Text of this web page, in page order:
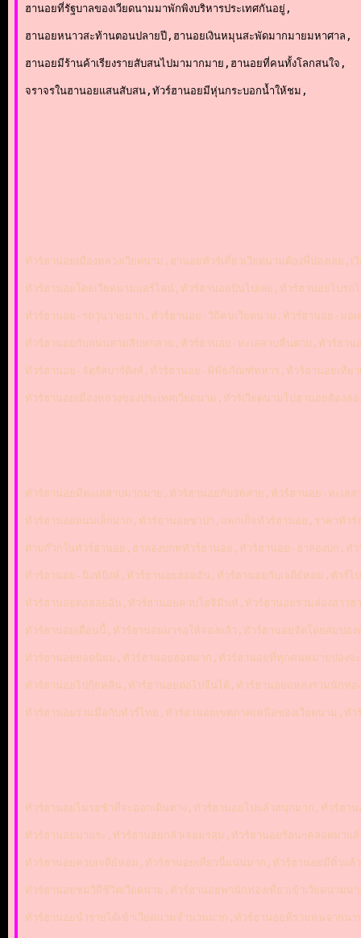
ฮานอยที่รัฐบาลของเวียดนามมาพักพิงบริหารประเทศกันอยู่,
ฮานอยหนาวสะท้านตอนปลายปี,ฮานอยเงินหมุนสะพัดมากมายมหาศาล,
ฮานอยมีร้านค้าเรียงรายสับสนไปมามากมาย,ฮานอยที่คนทั้งโลกสนใจ,
จราจรในฮานอยแสนสับสน,ทัวร์ฮานอยมีหุ่นกระบอกน้ำให้ชม,
ทัวร์ฮานอยเมืองหลวงเวียดนาม,ฮานอยทัวร์เที่ยวเวียดนามต้องพี่ปองเล
ทัวร์ฮานอยโดยเวียดนามแอร์ไลน์,ทัวร์ฮานอยบินไปเลย,ทัวร์ฮานอ
ทัวร์ฮานอย-รถวุ่นวายมาก,ทัวร์ฮานอย-วิถีคนเวียดนาม,ทัวร์ฮานอย-มอ
ทัวร์ฮานอยกับถนนสามสิบหกสาย,ทัวร์ฮานอย-ทะเลสาบคื่นดาบ,ทัวร์ฮ
ทัวร์ฮานอย-จัตุรัสบาร์ดิงห์,ทัวร์ฮานอย-พิพิธภัณฑ์ทหาร,ทัวร์ฮานอยเทีย
ทัวร์ฮานอยเมืองหลวงของประเทศเวียดนาม,ทัวร์เวียดนามไปฮานอยต้อง
ทัวร์ฮานอยมีทะเลสาบมากมาย,ทัวร์ฮานอยกับ36สาย,ทัวร์ฮานอย-ทะเ
ทัวร์ฮานอยถนนเล็กมาก,ทัวร์ฮานอยซาปา,แพกเก็จทัวร์ฮานอย,ราคาทัว
ต๋ามก๊วกในทัวร์ฮานอย,ฮาลองบกททัวร์ฮานอย,ทัวร์ฮานอย-ฮาลองบก,
ทัวร์ฮานอย-นิงห์บิงห์,ทัวร์ฮานอยฮอยอัน,ทัวร์ฮานอยกับเจดีย์หอม,ทัวร์ไ
ทัวร์ฮานอยต่อฮอยอัน,ทัวร์ฮานอยควบโฮจิมินห์,ทัวร์ฮานอยรวมล่องอ่าว
ทัวร์ฮานอยเดือนนี้,ทัวร์ฮานอยมารอให้จองแล้ว,ทัวร์ฮานอยจัดโดยสมปอ
ทัวร์ฮานอยยอดนิยม,ทัวร์ฮานอยฮอตมาก,ทัวร์ฮานอยที่ทุกคนหมายปองจ
ทัวร์ฮานอยไปกุ้ยหลิน,ทัวร์ฮานอยต่อไปจีนได้,ทัวร์ฮานอยแหล่งรวมนักท่
ทัวร์ฮานอยร่วมมือกับทัวร์ไทย,ทัวร์ฮานอยเขตภาคเหนือของเวียดนาม,ทั
ทัวร์ฮานอยไมรอช้าที่จะออกเดินทาง,ทัวร์ฮานอยไปแล้วสนุกมาก,ทัวร์ฮ
ทัวร์ฮานอยมาแระ,ทัวร์ฮานอยกลัวเจอมรสุม,ทัวร์ฮานอยร้อนๆคลอดมา
ทัวร์ฮานอยควบเจดีย์หอม,ทัวร์ฮานอยเที่ยวนี้แน่นมาก,ทัวร์ฮานอยมีตั๋วแ
ทัวร์ฮานอยชมวิถีชีวิตเวียดนาม,ทัวร์ฮานอยพานักท่องเที่ยวเข้าเวียดนา
ทัวร์ฮานอยนำรายได้เข้าเวียดนามจำนวนมาก,ทัวร์ฮานอยที่รวมคนจากน